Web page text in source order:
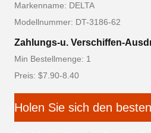
Markenname: DELTA
Modellnummer: DT-3186-62
Zahlungs-u. Verschiffen-
Min Bestellmenge: 1
Preis: $7.90-8.40
Holen Sie sich den